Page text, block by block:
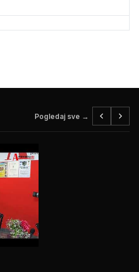
Pogledaj sve →